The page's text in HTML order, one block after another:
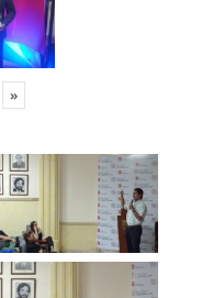
»